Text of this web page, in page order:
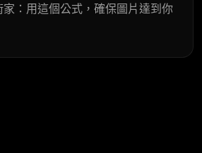
家：用這個公式，確保圖片達到你